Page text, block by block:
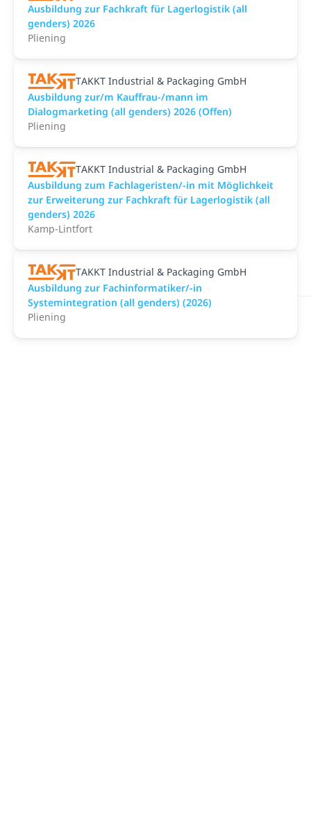
Ausbildung zur Fachkraft für Lagerlogistik (all
genders) 2026
Pliening
TAKKT Industrial & Packaging GmbH
Ausbildung zur/m Kauffrau-/mann im
Dialogmarketing (all genders) 2026 (Offen)
Pliening
TAKKT Industrial & Packaging GmbH
Ausbildung zum Fachlageristen/-in mit Möglichkeit
zur Erweiterung zur Fachkraft für Lagerlogistik (all
genders) 2026
Kamp-Lintfort
TAKKT Industrial & Packaging GmbH
Ausbildung zur Fachinformatiker/-in
Systemintegration (all genders) (2026)
Pliening